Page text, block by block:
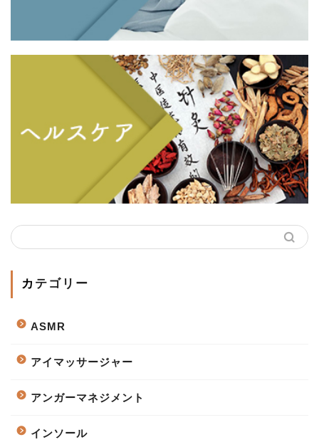
カテゴリー
ASMR
アイマッサージャー
アンガーマネジメント
インソール